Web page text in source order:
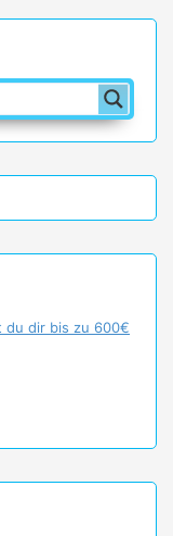
du dir bis zu 600€